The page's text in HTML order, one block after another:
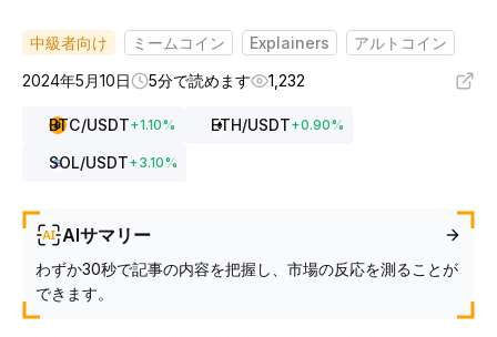
中級者向け ミームコイン Explainers
アルトコイン
2024年5月10日
5分で読めます 1,232
BTC/USDT+1.10% ETH/USDT+0.90%
SOL/USDT+3.10%
AIサマリー
わずか30秒で記事の内容を把握し、市場の反応を測ることが
できます。